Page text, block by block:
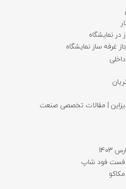
نمایشگاه
غرفه ساز نمایشگاه
| مقالات تخصصی صنعت
فست فود شاپ